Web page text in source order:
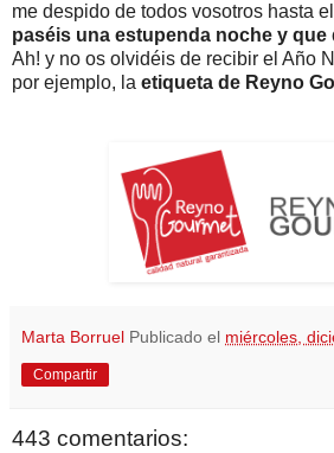
me despido de todos vosotros hasta
paséis una estupenda noche y
Ah! y no os olvidéis de recibir el Año
por ejemplo, la etiqueta de Reyno
Marta Borruel Publicado el miércoles,
Compartir
443 comentarios: